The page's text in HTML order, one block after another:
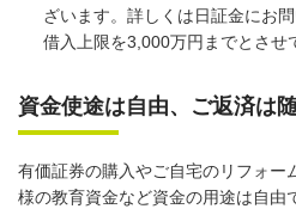
ざいます。詳しくは日証金にお
借入上限を3,000万円までとさせ
資金使途は自由、ご返済は
有価証券の購入やご自宅のリフォー
様の教育資金など資金の用途は自由